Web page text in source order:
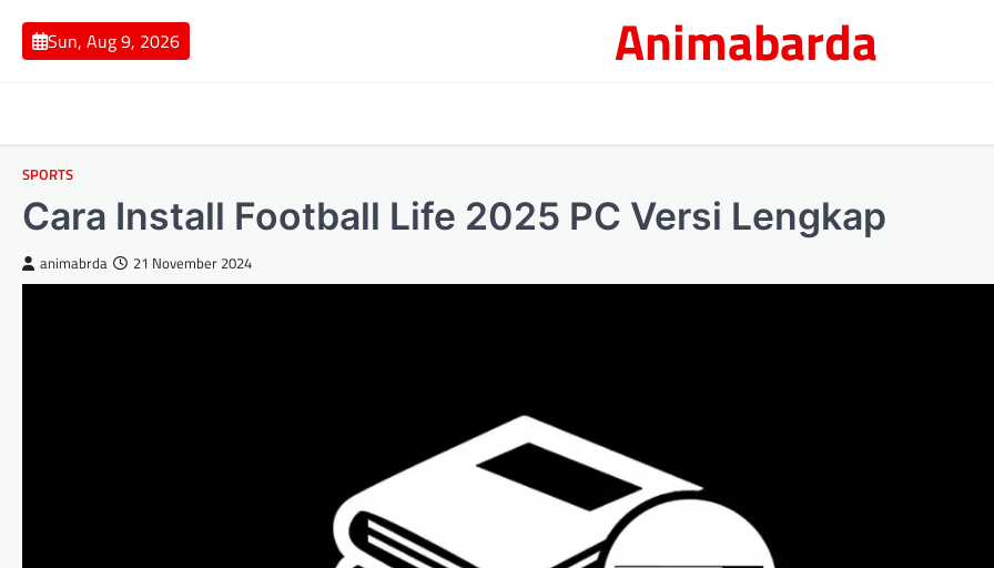
content
Sun, Aug 9, 2026 Animabarda
SPORTS
Cara Install Football Life 2025 PC Versi Lengkap
animabrda 21 November 2024